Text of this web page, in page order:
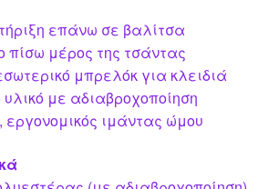
επάνω σε βαλίτσα
πίσω μέρος της τσάντας
μπρελόκ για κλειδιά
με αδιαβροχοποίηση
ιμάντας ώμου